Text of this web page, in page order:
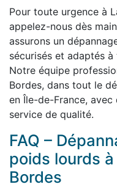
Pour toute urgence à
appelez-nous dès
assurons un
sécurisés et adaptés
Notre équipe
Bordes, dans tout le
en Île-de-France,
service de qualité.
FAQ –
poids lourds
Bordes